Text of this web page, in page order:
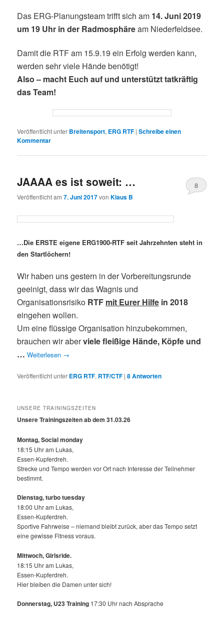
Das ERG-Planungsteam trifft sich am 14. Juni 2019
um 19 Uhr in der Radmosphäream Niederfeldsee.
Damit die RTF am 15.9.19 ein Erfolg werden kann,
werden sehr viele Hände benötigt!
Also – macht Euch auf und unterstützt tatkräftig
das Team!
Veröffentlicht unter Breitensport, ERG RTF |Schreibe einen
Kommentar
JAAAA es ist soweit: …
Veröffentlicht am7. Juni 2017vonKlaus B
8
…Die ERSTE eigene ERG1900-RTF seit Jahrzehnten steht in
den Startlöchern!
Wir haben uns gestern in der Vorbereitungsrunde
geeinigt, dass wir das Wagnis und
Organisationsrisiko RTF mit Eurer Hilfe in 2018
eingehen wollen.
Um eine flüssige Organisation hinzubekommen,
brauchen wir aberviele fleißige Hände, Köpfe und
… Weiterlesen →
Veröffentlicht unter ERG RTF, RTF/CTF |8Antworten
UNSERE TRAININGSZEITEN
Unsere Trainingszeiten ab dem 31.03.26
Montag, Social monday
18:15 Uhr am Lukas,
Essen-Kupferdreh.
Strecke und Tempo werden vor Ort nach Interesse der Teilnehmer
bestimmt.
Dienstag, turbo tuesday
18:00 Uhr am Lukas,
Essen-Kupferdreh.
Sportive Fahrweise – niemand bleibt zurück, aber das Tempo setzt
eine gewisse Fitness voraus.
Mittwoch,Girlsride.
18:15 Uhr am Lukas,
Essen-Kupferdreh.
Hier bleiben die Damen unter sich!
Donnerstag, U23 Training 17:30 Uhr nach Absprache